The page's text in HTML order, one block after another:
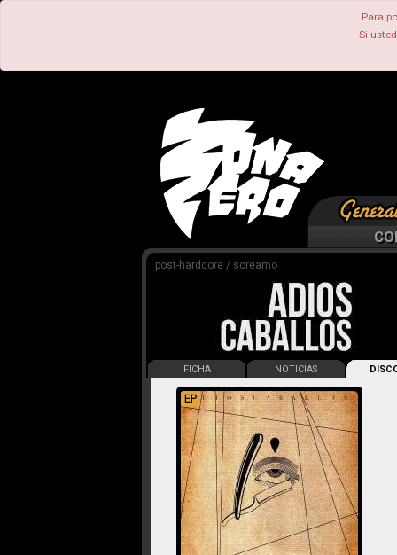
Para
Si
post-hardcore / screamo
FICHA NOTICIAS
EP